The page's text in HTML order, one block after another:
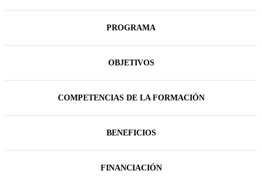
PROGRAMA
OBJETIVOS
COMPETENCIAS DE LA FORMACIÓN
BENEFICIOS
FINANCIACIÓN